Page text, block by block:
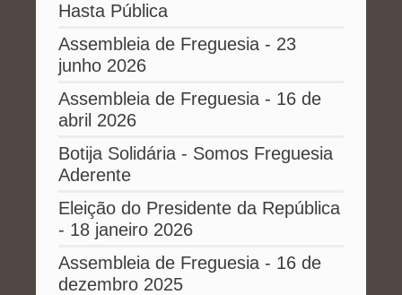
Hasta Pública
Assembleia de Freguesia - 23
junho 2026
Assembleia de Freguesia - 16 de
abril 2026
Botija Solidária - Somos Freguesia
Aderente
Eleição do Presidente da República
- 18 janeiro 2026
Assembleia de Freguesia - 16 de
dezembro 2025